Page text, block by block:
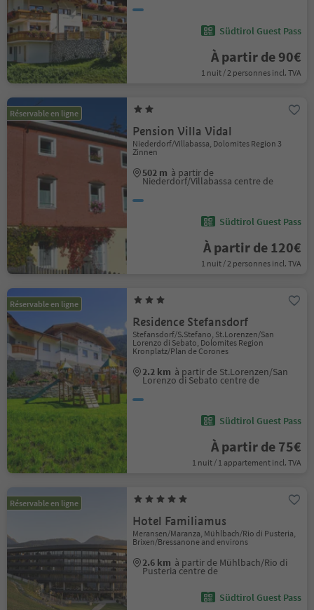
Südtirol Guest Pass
À partir de 90€
1 nuit / 2 personnes incl. TVA
Réservable en ligne
Pension Villa Vidal
Niederdorf/Villabassa, Dolomites Region 3
Zinnen
502 m à partir de
Niederdorf/Villabassa centre de
Südtirol Guest Pass
À partir de 120€
1 nuit / 2 personnes incl. TVA
Réservable en ligne
Residence Stefansdorf
Stefansdorf/S.Stefano, St.Lorenzen/San
Lorenzo di Sebato, Dolomites Region
Kronplatz/Plan de Corones
2.2 km à partir de St.Lorenzen/San
Lorenzo di Sebato centre de
Südtirol Guest Pass
À partir de 75€
1 nuit / 1 appartement incl. TVA
Réservable en ligne
Hotel Familiamus
Meransen/Maranza, Mühlbach/Rio di Pusteria,
Brixen/Bressanone and environs
2.6 km à partir de Mühlbach/Rio di
Pusteria centre de
Südtirol Guest Pass